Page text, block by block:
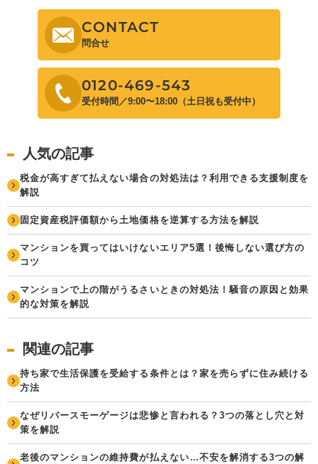
CONTACT
問合せ
0120-469-543
受付時間／9:00〜18:00（土日祝も受付中）
人気の記事
税金が高すぎて払えない場合の対処法は？利用できる支援制度を
解説
固定資産税評価額から土地価格を逆算する方法を解説
マンションを買ってはいけないエリア5選！後悔しない選び方の
コツ
マンションで上の階がうるさいときの対処法！騒音の原因と効果
的な対策を解説
関連の記事
持ち家で生活保護を受給する条件とは？家を売らずに住み続ける
方法
なぜリバースモーゲージは悲惨と言われる？3つの落とし穴と対
策を解説
老後のマンションの維持費が払えない…不安を解消する3つの解